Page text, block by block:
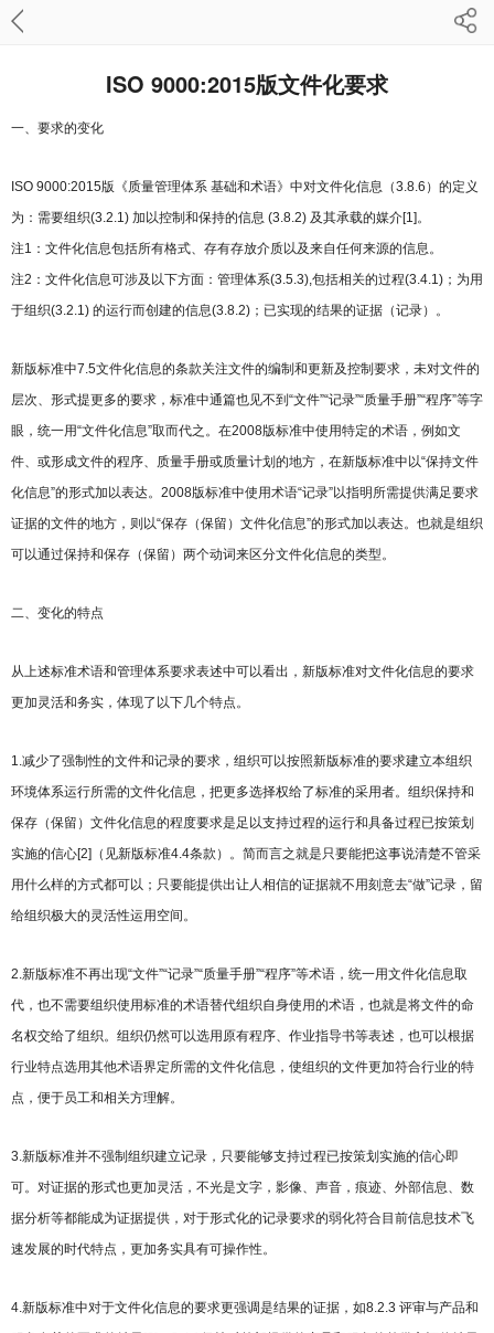
ISO 9000:2015版文件化要求
一、要求的变化
ISO 9000:2015版《质量管理体系 基础和术语》中对文件化信息（3.8.6）的定义
为：需要组织(3.2.1) 加以控制和保持的信息 (3.8.2) 及其承载的媒介[1]。
注1：文件化信息包括所有格式、存有存放介质以及来自任何来源的信息。
注2：文件化信息可涉及以下方面：管理体系(3.5.3),包括相关的过程(3.4.1)；为用
于组织(3.2.1) 的运行而创建的信息(3.8.2)；已实现的结果的证据（记录）。
新版标准中7.5文件化信息的条款关注文件的编制和更新及控制要求，未对文件的
层次、形式提更多的要求，标准中通篇也见不到“文件”“记录”“质量手册”“程序”等字
眼，统一用“文件化信息”取而代之。在2008版标准中使用特定的术语，例如文
件、或形成文件的程序、质量手册或质量计划的地方，在新版标准中以“保持文件
化信息”的形式加以表达。2008版标准中使用术语“记录”以指明所需提供满足要求
证据的文件的地方，则以“保存（保留）文件化信息”的形式加以表达。也就是组织
可以通过保持和保存（保留）两个动词来区分文件化信息的类型。
二、变化的特点
从上述标准术语和管理体系要求表述中可以看出，新版标准对文件化信息的要求
更加灵活和务实，体现了以下几个特点。
1.减少了强制性的文件和记录的要求，组织可以按照新版标准的要求建立本组织
环境体系运行所需的文件化信息，把更多选择权给了标准的采用者。组织保持和
保存（保留）文件化信息的程度要求是足以支持过程的运行和具备过程已按策划
实施的信心[2]（见新版标准4.4条款）。简而言之就是只要能把这事说清楚不管采
用什么样的方式都可以；只要能提供出让人相信的证据就不用刻意去“做”记录，留
给组织极大的灵活性运用空间。
2.新版标准不再出现“文件”“记录”“质量手册”“程序”等术语，统一用文件化信息取
代，也不需要组织使用标准的术语替代组织自身使用的术语，也就是将文件的命
名权交给了组织。组织仍然可以选用原有程序、作业指导书等表述，也可以根据
行业特点选用其他术语界定所需的文件化信息，使组织的文件更加符合行业的特
点，便于员工和相关方理解。
3.新版标准并不强制组织建立记录，只要能够支持过程已按策划实施的信心即
可。对证据的形式也更加灵活，不光是文字，影像、声音，痕迹、外部信息、数
据分析等都能成为证据提供，对于形式化的记录要求的弱化符合目前信息技术飞
速发展的时代特点，更加务实具有可操作性。
4.新版标准中对于文件化信息的要求更强调是结果的证据，如8.2.3 评审与产品和